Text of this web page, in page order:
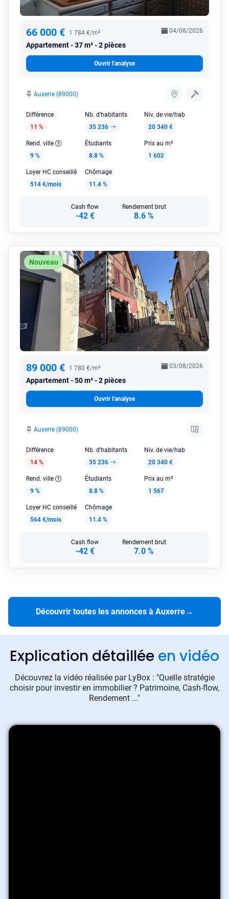
66 000 € 1 784 €/m²
Appartement 37 m² - 2 pièces
04/08/2026
Ouvrir l'analyse
Auxerre (89000)
Différence
11 %
Nb. d'habitants
35 236
Niv. de vie/hab
20 340 €
Rend. ville
9 %
Étudiants
8.8 %
Prix au m²
1 602
Loyer HC conseillé
514 €/mois
Chômage
11.4 %
Cash flow
-42 €
Rendement brut
8.6 %
Nouveau
89 000 € 1 780 €/m²
Appartement 50 m² - 2 pièces
03/08/2026
Ouvrir l'analyse
Auxerre (89000)
Différence
14 %
Nb. d'habitants
35 236
Niv. de vie/hab
20 340 €
Rend. ville
9 %
Étudiants
8.8 %
Prix au m²
1 567
Loyer HC conseillé
564 €/mois
Chômage
11.4 %
Cash flow
-42 €
Rendement brut
7.0 %
Découvrir toutes les annonces à Auxerre→
Explication détaillée en vidéo
Découvrez la vidéo réalisée par LyBox : "Quelle stratégie
choisir pour investir en immobilier ? Patrimoine, Cash-flow,
Rendement ..."